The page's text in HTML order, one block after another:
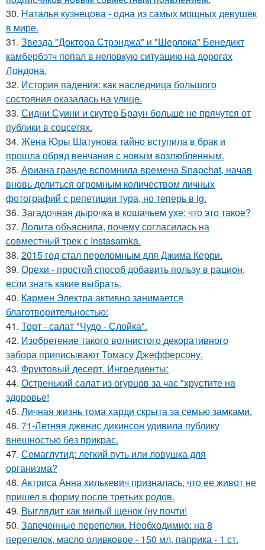
30. Наталья кузнецова - одна из самых мощных девушек
в мире.
31. Звезда "Доктора Стрэнджа" и "Шерлока" Бенедикт
камбербэтч попал в неловкую ситуацию на дорогах
Лондона.
32. История падения: как наследница большого
состояния оказалась на улице.
33. Сидни Суини и скутер Браун больше не прячутся от
публики в соцсетях.
34. Жена Юры Шатунова тайно вступила в брак и
прошла обряд венчания с новым возлюбленным.
35. Ариана гранде вспомнила времена Snapchat, начав
вновь делиться огромным количеством личных
фотографий с репетиции тура, но теперь в ig.
36. Загадочная дырочка в кошачьем ухе: что это такое?
37. Лолита объяснила, почему согласилась на
совместный трек с Instasamka.
38. 2015 год стал переломным для Джима Керри.
39. Орехи - простой способ добавить пользу в рацион,
если знать какие выбрать.
40. Кармен Электра активно занимается
благотворительностью:
41. Торт - салат "Чудо - Слойка".
42. Изобретение такого волнистого декоративного
забора приписывают Томасу Джефферсону.
43. Фруктовый десерт. Ингредиенты:
44. Остренький салат из огурцов за час "хрустите нa
здоровье!
45. Личная жизнь тома харди скрыта за семью замками.
46. 71-Летняя дженис дикинсон удивила публику
внешностью без прикрас.
47. Семаглутид: легкий путь или ловушка для
организма?
48. Актриса Анна хилькевич призналась, что ее живот не
пришел в форму после третьих родов.
49. Выглядит как милый щенок (ну почти!
50. Запеченные перепелки. Необходимио: на 8
перепелок, масло оливковое - 150 мл, паприка - 1 ст.